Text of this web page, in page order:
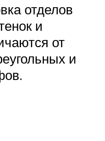
отделов
и
от
и